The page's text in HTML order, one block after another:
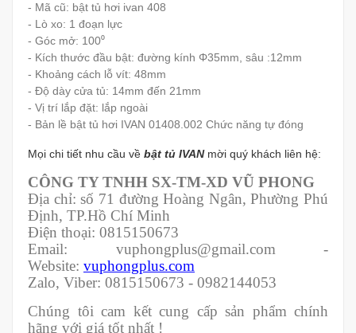
- Mã cũ: bật tủ hơi ivan 408
- Lò xo: 1 đoạn lực
- Góc mở: 100⁰
- Kích thước đầu bật: đường kính Φ35mm, sâu :12mm
- Khoảng cách lỗ vít: 48mm
- Độ dày cửa tủ: 14mm đến 21mm
- Vị trí lắp đặt: lắp ngoài
- Bản lề bật tủ hơi IVAN 01408.002 Chức năng tự đóng
Mọi chi tiết nhu cầu về bật tủ IVAN mời quý khách liên hệ:
CÔNG TY TNHH SX-TM-XD VŨ PHONG
Địa chỉ: số 71 đường Hoàng Ngân, Phường Phú
Định, TP.Hồ Chí Minh
Điện thoại: 0815150673
Email: vuphongplus@gmail.com -
Website: vuphongplus.com
Zalo, Viber: 0815150673 - 0982144053
Chúng tôi cam kết cung cấp sản phẩm chính
hãng với giá tốt nhất !